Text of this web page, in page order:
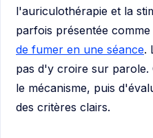
l'auriculothérapie et la
parfois présentée comme
de fumer en une séance.
pas d'y croire sur parole.
le mécanisme, puis
des critères clairs.